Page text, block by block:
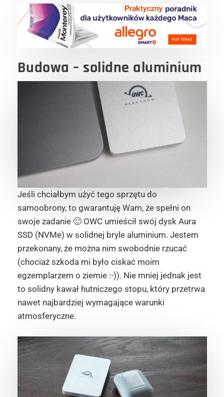
Budowa – solidne aluminium
Jeśli chciałbym użyć tego sprzętu do
samoobrony, to gwarantuję Wam, że spełni on
swoje zadanie 🙂 OWC umieścił swój dysk Aura
SSD (NVMe) w solidnej bryle aluminium. Jestem
przekonany, że można nim swobodnie rzucać
(chociaż szkoda mi było ciskać moim
egzemplarzem o ziemie :-)). Nie mniej jednak jest
to solidny kawał hutniczego stopu, który przetrwa
nawet najbardziej wymagające warunki
atmosferyczne.